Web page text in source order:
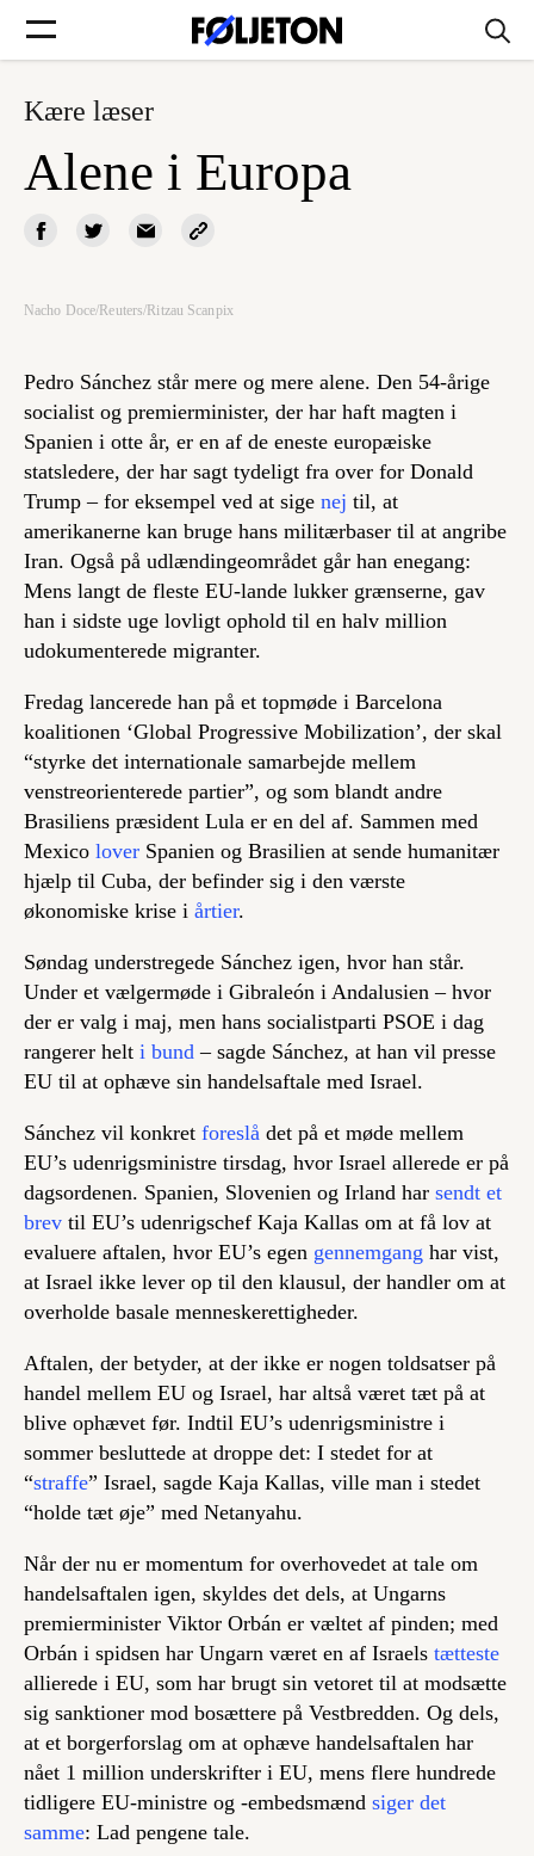
Forsider
Føljetoner
Min side
Log ind
Kære læser
Alene i Europa
Nacho Doce/Reuters/Ritzau Scanpix
Pedro Sánchez står mere og mere alene. Den 54-årige
socialist og premierminister, der har haft magten i
Spanien i otte år, er en af de eneste europæiske
statsledere, der har sagt tydeligt fra over for Donald
Trump – for eksempel ved at sige nej til, at
amerikanerne kan bruge hans militærbaser til at angribe
Iran. Også på udlændingeområdet går han enegang:
Mens langt de fleste EU-lande lukker grænserne, gav
han i sidste uge lovligt ophold til en halv million
udokumenterede migranter.
Fredag lancerede han på et topmøde i Barcelona
koalitionen ‘Global Progressive Mobilization’, der skal
“styrke det internationale samarbejde mellem
venstreorienterede partier”, og som blandt andre
Brasiliens præsident Lula er en del af. Sammen med
Mexico lover Spanien og Brasilien at sende humanitær
hjælp til Cuba, der befinder sig i den værste
økonomiske krise i årtier.
Søndag understregede Sánchez igen, hvor han står.
Under et vælgermøde i Gibraleón i Andalusien – hvor
der er valg i maj, men hans socialistparti PSOE i dag
rangerer helt i bund – sagde Sánchez, at han vil presse
EU til at ophæve sin handelsaftale med Israel.
Sánchez vil konkret foreslå det på et møde mellem
EU’s udenrigsministre tirsdag, hvor Israel allerede er på
dagsordenen. Spanien, Slovenien og Irland har sendt et
brev til EU’s udenrigschef Kaja Kallas om at få lov at
evaluere aftalen, hvor EU’s egen gennemgang har vist,
at Israel ikke lever op til den klausul, der handler om at
overholde basale menneskerettigheder.
Aftalen, der betyder, at der ikke er nogen toldsatser på
handel mellem EU og Israel, har altså været tæt på at
blive ophævet før. Indtil EU’s udenrigsministre i
sommer besluttede at droppe det: I stedet for at
“straffe” Israel, sagde Kaja Kallas, ville man i stedet
“holde tæt øje” med Netanyahu.
Når der nu er momentum for overhovedet at tale om
handelsaftalen igen, skyldes det dels, at Ungarns
premierminister Viktor Orbán er væltet af pinden; med
Orbán i spidsen har Ungarn været en af Israels tætteste
allierede i EU, som har brugt sin vetoret til at modsætte
sig sanktioner mod bosættere på Vestbredden. Og dels,
at et borgerforslag om at ophæve handelsaftalen har
nået 1 million underskrifter i EU, mens flere hundrede
tidligere EU-ministre og -embedsmænd siger det
samme: Lad pengene tale.